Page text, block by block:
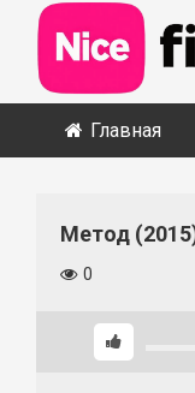
content
Главная
Метод
0